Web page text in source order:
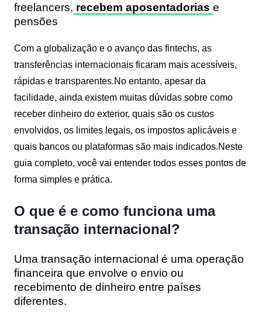
freelancers, recebem aposentadorias e
pensões
Com a globalização e o avanço das fintechs, as
transferências internacionais ficaram mais acessíveis,
rápidas e transparentes.No entanto, apesar da
facilidade, ainda existem muitas dúvidas sobre como
receber dinheiro do exterior, quais são os custos
envolvidos, os limites legais, os impostos aplicáveis e
quais bancos ou plataformas são mais indicados.Neste
guia completo, você vai entender todos esses pontos de
forma simples e prática.
O que é e como funciona uma
transação internacional?
Uma transação internacional é uma operação
financeira que envolve o envio ou
recebimento de dinheiro entre países
diferentes.